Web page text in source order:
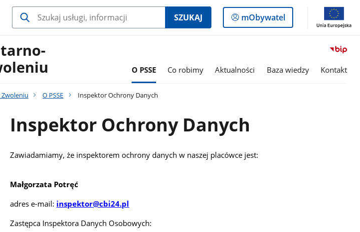
SZUKAJ
Logowanie
do
mObywatel
O PSSE Co robimy Aktualności Baza wiedzy Kontakt
O PSSE Inspektor Ochrony Danych
Inspektor Ochrony Danych
Zawiadamiamy, że inspektorem ochrony danych w naszej placówce jest:
Małgorzata Potręć
adres e-mail: inspektor@cbi24.pl
Zastępca Inspektora Danych Osobowych: